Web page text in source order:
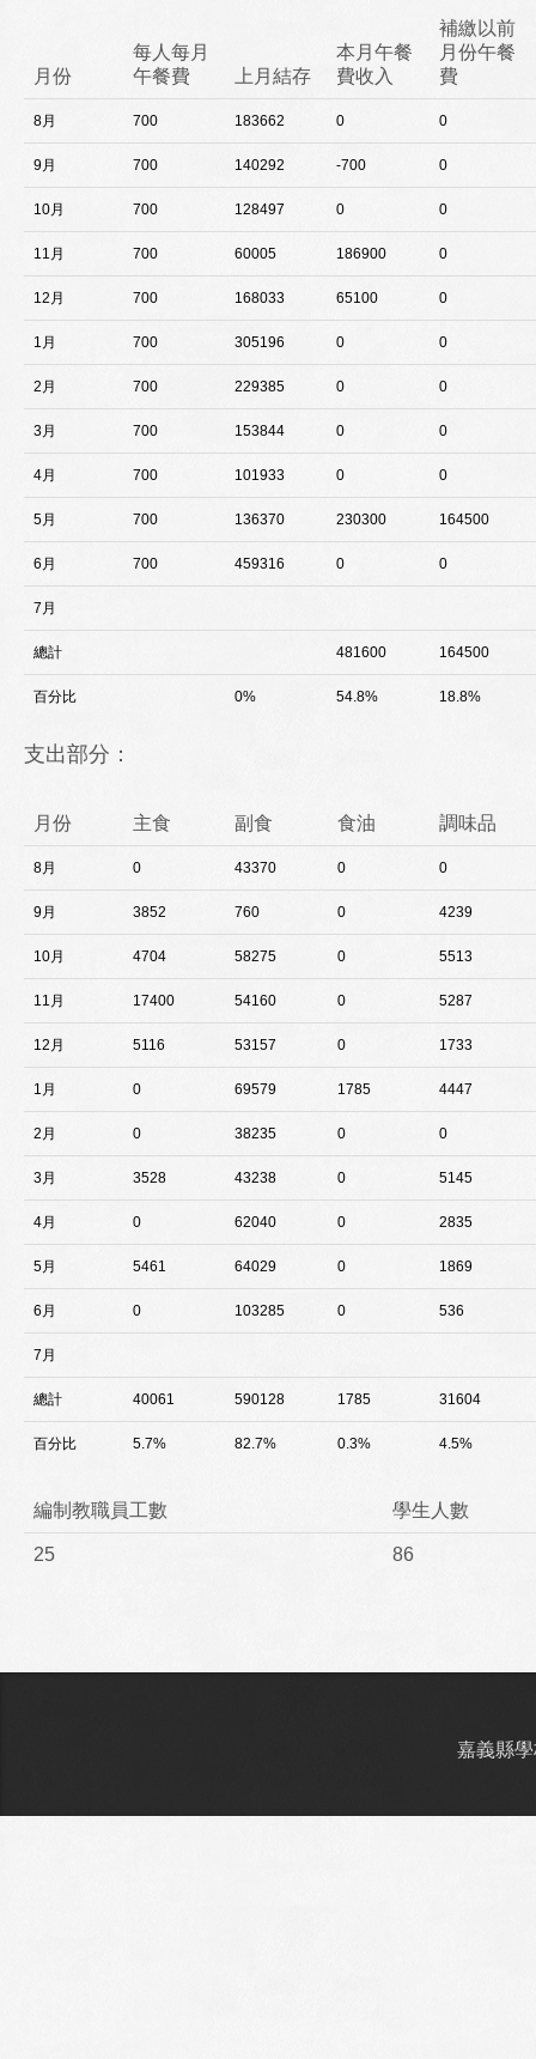
月份
每人每月
午餐費
上月結存
本月午餐
費收入
補繳以前
月份午餐
費
8月 700 183662 0 0
9月 700 140292 -700 0
10月 700 128497 0 0
11月 700 60005 186900 0
12月 700 168033 65100 0
1月 700 305196 0 0
2月 700 229385 0 0
3月 700 153844 0 0
4月 700 101933 0 0
5月 700 136370 230300 164500
6月 700 459316 0 0
7月
總計 481600 164500
百分比 0% 54.8% 18.8%
支出部分：
月份 主食 副食 食油 調味品
8月 0 43370 0 0
9月 3852 760 0 4239
10月 4704 58275 0 5513
11月 17400 54160 0 5287
12月 5116 53157 0 1733
1月 0 69579 1785 4447
2月 0 38235 0 0
3月 3528 43238 0 5145
4月 0 62040 0 2835
5月 5461 64029 0 1869
6月 0 103285 0 536
7月
總計 40061 590128 1785 31604
百分比 5.7% 82.7% 0.3% 4.5%
編制教職員工數 學生人數
25 86
嘉義縣